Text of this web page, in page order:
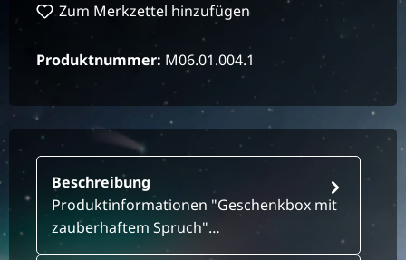
Zum Merkzettel hinzufügen
Produktnummer: M06.01.004.1
Beschreibung
Produktinformationen "Geschenkbox mit
zauberhaftem Spruch"…